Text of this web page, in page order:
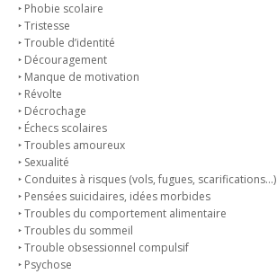
‣ Phobie scolaire
‣ Tristesse
‣ Trouble d’identité
‣ Découragement
‣ Manque de motivation
‣ Révolte
‣ Décrochage
‣ Échecs scolaires
‣ Troubles amoureux
‣ Sexualité
‣ Conduites à risques (vols, fugues, scarifications…)
‣ Pensées suicidaires, idées morbides
‣ Troubles du comportement alimentaire
‣ Troubles du sommeil
‣ Trouble obsessionnel compulsif
‣ Psychose